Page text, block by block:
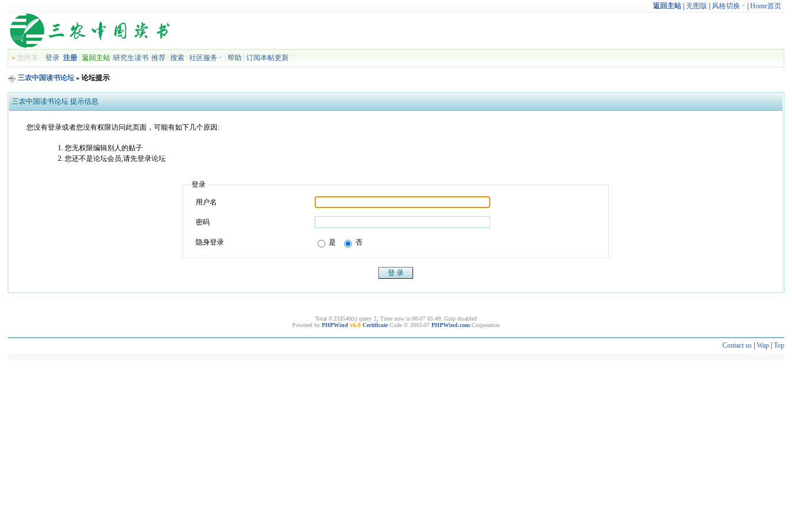
返回主站| 无图版 风格切换 Home首页
» 您尚未登录 注册 |返回主站 |研究生读书 |推荐 |搜索 |社区服务 |帮助 |订阅本帖更新
三农中国读书论坛 » 论坛提示
三农中国读书论坛 提示信息
您没有登录或者您没有权限访问此页面，可能有如下几个原因:
您无权限编辑别人的贴子
您还不是论坛会员,请先登录论坛
登录
用户名
密码
隐身登录 是 否
Total 0.233548(s) query 2, Time now is:08-07 05:49, Gzip disabled
Powered by PHPWind v6.0 Certificate Code © 2003-07 PHPWind.com Corporation
Contact us| Wap| Top